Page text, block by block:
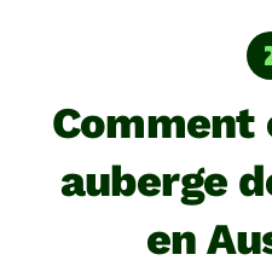
Comment
auberge
en